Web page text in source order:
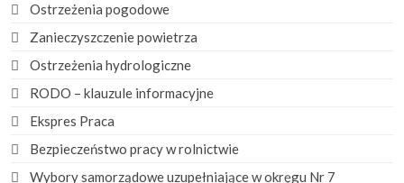
Ostrzeżenia pogodowe
Zanieczyszczenie powietrza
Ostrzeżenia hydrologiczne
RODO – klauzule informacyjne
Ekspres Praca
Bezpieczeństwo pracy w rolnictwie
Wybory samorządowe uzupełniające w okręgu Nr 7